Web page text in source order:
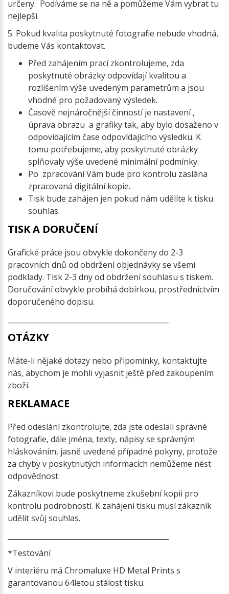
určeny. Podíváme se na ně a pomůžeme Vám vybrat tu
nejlepší.
5. Pokud kvalita poskytnuté fotografie nebude vhodná,
budeme Vás kontaktovat.
Před zahájením prací zkontrolujeme, zda
poskytnuté obrázky odpovídají kvalitou a
rozlišením výše uvedeným parametrům a jsou
vhodné pro požadovaný výsledek.
Časově nejnáročnější činností je nastavení ,
úprava obrazu a grafiky tak, aby bylo dosaženo v
odpovídajícím čase odpovídajícího výsledku. K
tomu potřebujeme, aby poskytnuté obrázky
splňovaly výše uvedené minimální podmínky.
Po zpracování Vám bude pro kontrolu zaslána
zpracovaná digitální kopie.
Tisk bude zahájen jen pokud nám udělíte k tisku
souhlas.
TISK A DORUČENÍ
Grafické práce jsou obvykle dokončeny do 2-3
pracovních dnů od obdržení objednávky se všemi
podklady. Tisk 2-3 dny od obdržení souhlasu s tiskem.
Doručování obvykle probíhá dobírkou, prostřednictvím
doporučeného dopisu.
OTÁZKY
Máte-li nějaké dotazy nebo připomínky, kontaktujte
nás, abychom je mohli vyjasnit ještě před zakoupením
zboží.
REKLAMACE
Před odeslání zkontrolujte, zda jste odeslali správné
fotografie, dále jména, texty, nápisy se správným
hláskováním, jasně uvedené případné pokyny, protože
za chyby v poskytnutých informacích nemůžeme nést
odpovědnost.
Zákazníkovi bude poskytneme zkušební kopii pro
kontrolu podrobností. K zahájení tisku musí zákazník
udělit svůj souhlas.
*Testování
V interiéru má Chromaluxe HD Metal Prints s
garantovanou 64letou stálost tisku.